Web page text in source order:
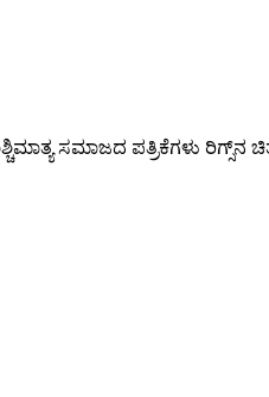
ಸಮಾಜದ ಪತ್ರಿಕೆಗಳು ರಿಗ್ಸ್‌ನ